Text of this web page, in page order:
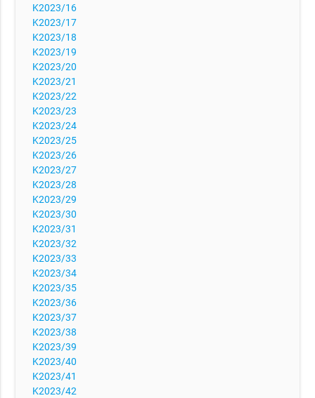
K2023/16
K2023/17
K2023/18
K2023/19
K2023/20
K2023/21
K2023/22
K2023/23
K2023/24
K2023/25
K2023/26
K2023/27
K2023/28
K2023/29
K2023/30
K2023/31
K2023/32
K2023/33
K2023/34
K2023/35
K2023/36
K2023/37
K2023/38
K2023/39
K2023/40
K2023/41
K2023/42